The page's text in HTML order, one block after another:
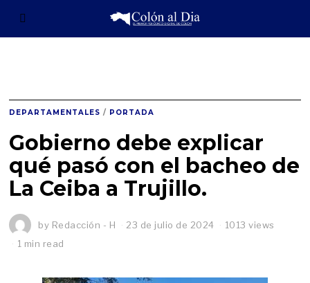
DEPARTAMENTALES / PORTADA
Gobierno debe explicar
qué pasó con el bacheo de
La Ceiba a Trujillo.
by Redacción - H 23 de julio de 2024
1013 views
1 min read